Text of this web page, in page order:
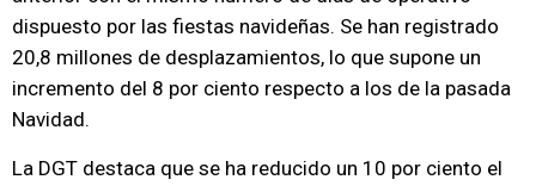
dispuesto por las fiestas navideñas. Se han registrado
20,8 millones de desplazamientos, lo que supone un
incremento del 8 por ciento respecto a los de la pasada
Navidad.
La DGT destaca que se ha reducido un 10 por ciento el